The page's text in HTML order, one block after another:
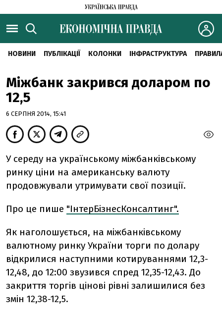
НОВИНИ ПУБЛІКАЦІЇ КОЛОНКИ ІНФРАСТРУКТУРА
Міжбанк закрився доларом по
12,5
6 СЕРПНЯ 2014, 15:41
У середу на українському міжбанківському
ринку ціни на американську валюту
продовжували утримувати свої позиції.
Про це пише "ІнтерБізнесКонсалтинг".
Як наголошується, на міжбанківському
валютному ринку України торги по долару
відкрилися наступними котируваннями 12,3-
12,48, до 12:00 звузився спред 12,35-12,43. До
закриття торгів цінові рівні залишилися без
змін 12,38-12,5.